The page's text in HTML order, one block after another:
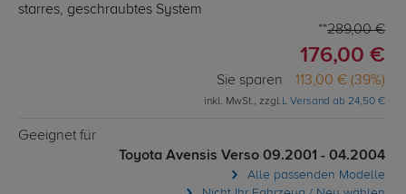
starres, geschraubtes System
289,00 €
176,00 €
Sie sparen 113,00 € (39%)
inkl. MwSt., zzgl.L Versand ab 24,50 €
Geeignet für
Toyota Avensis Verso 09.2001 - 04.2004
Alle passenden Modelle